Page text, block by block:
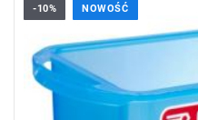
• Przeznaczony do napełniania
• Prostokątny kształt
całkowite opróżnienie.
• Nadaje się również do
płynem chłodniczym oraz
Typ gwarancji:L
-10% NOWOŚĆ